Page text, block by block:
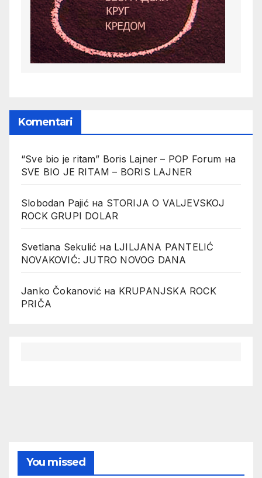
Komentari
“Sve bio je ritam” Boris Lajner – POP Forum на
SVE BIO JE RITAM – BORIS LAJNER
Slobodan Pajićна STORIJA O VALJEVSKOJ
ROCK GRUPI DOLAR
Svetlana Sekulić на LJILJANA PANTELIĆ
NOVAKOVIĆ: JUTRO NOVOG DANA
Janko Čokanović на KRUPANJSKA ROCK
PRIČA
You missed